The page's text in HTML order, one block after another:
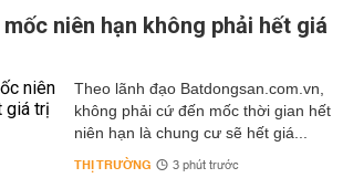
niên hạn không phải hết giá
Theo lãnh đạo Batdongsan.com.vn,
không phải cứ đến mốc thời gian hết
niên hạn là chung cư sẽ hết giá...
THỊ TRƯỜNG 3 phút trước